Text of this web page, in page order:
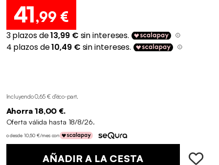
41,99 €
Incluyendo 0,65 € d'éco-part.
Ahorra 18,00 €.
Oferta válida hasta 18/8/26.
o desde 10,50 €/mes con
AÑADIR A LA CESTA